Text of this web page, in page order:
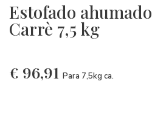
Estofado
Carrè 7,5 kg
€ 96,91 Para 7,5kg ca.